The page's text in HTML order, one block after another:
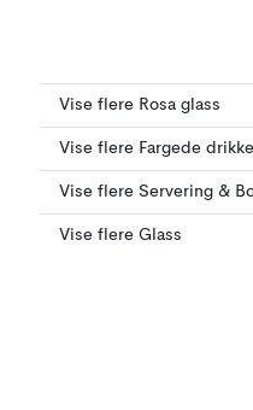
Vise flere Rosa glass
Vise flere Fargede
Vise flere Servering &
Vise flere Glass